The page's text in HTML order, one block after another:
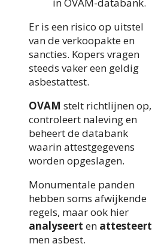
Er is een risico op uitstel
van de verkoopakte en
sancties. Kopers vragen
steeds vaker een geldig
asbestattest.
OVAM stelt richtlijnen op,
controleert naleving en
beheert de databank
waarin attestgegevens
worden opgeslagen.
Monumentale panden
hebben soms afwijkende
regels, maar ook hier
analyseert en attesteert
men asbest.